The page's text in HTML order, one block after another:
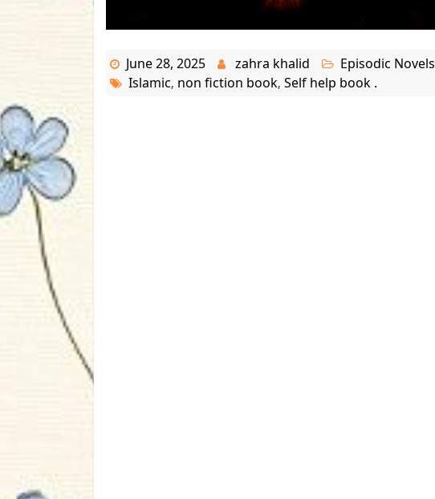
June 28, 2025 zahra khalid
Episodic Novels
Islamic, non fiction book, Self help book .